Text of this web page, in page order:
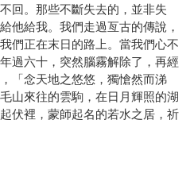
回。那些不斷失去的，並非失
他給我。我們走過亙古的傳說，
們正在末日的路上。當我們心不
過六十，突然腦霧解除了，再經
「念天地之悠悠，獨愴然而涕
山來往的雲駒，在日月輝照的湖
伏裡，蒙師起名的若水之居，祈